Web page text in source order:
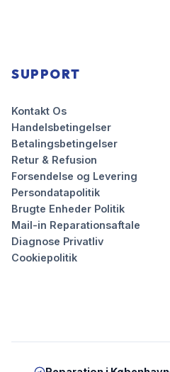
SUPPORT
Kontakt Os
Handelsbetingelser
Betalingsbetingelser
Retur & Refusion
Forsendelse og Levering
Persondatapolitik
Brugte Enheder Politik
Mail-in Reparationsaftale
Diagnose Privatliv
Cookiepolitik